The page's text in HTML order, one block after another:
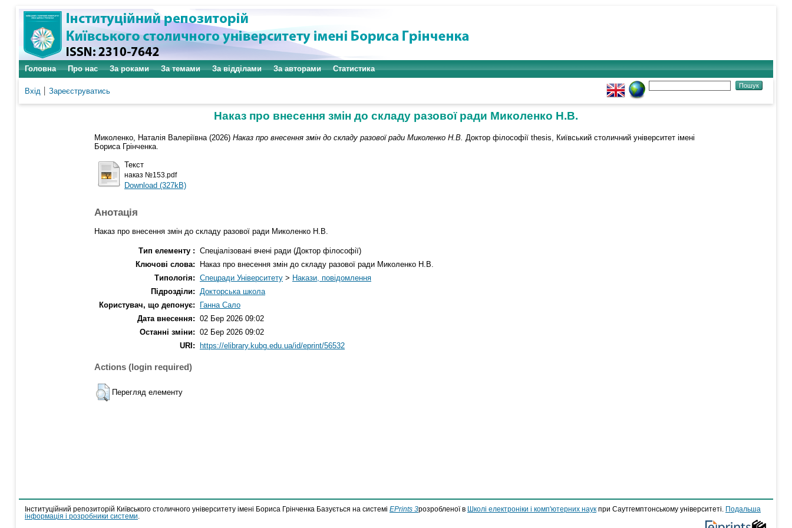
Головна Про нас За роками За темами За відділами За авторами Статистика
Вхід Зареєструватись
Наказ про внесення змін до складу разової ради Миколенко Н.В.
Миколенко, Наталія Валеріївна (2026) Наказ про внесення змін до складу разової ради Миколенко Н.В. Доктор філософії thesis, Київський столичний університет імені
Бориса Грінченка.
Текст
наказ №153.pdf
Download (327kB)
Анотація
Наказ про внесення змін до складу разової ради Миколенко Н.В.
Тип елементу : Спеціалізовані вчені ради (Доктор філософії)
Ключові слова:
Наказ про внесення змін до складу разової ради Миколенко Н.В.
Типологія: Спецради Університету > Накази, повідомлення
Підрозділи:
Докторська школа
Користувач, що депонує:
Ганна Сало
Дата внесення: 02 Бер 2026 09:02
Останні зміни: 02 Бер 2026 09:02
URI:
https://elibrary.kubg.edu.ua/id/eprint/56532
Actions (login required)
Перегляд елементу
Інституційний репозиторій Київського столичного університету імені Бориса Грінченка Базується на системі EPrints 3розробленої в Школі електроніки і комп'ютерних наук при Саутгемптонському університеті.
Подальша
інформація і розробники системи